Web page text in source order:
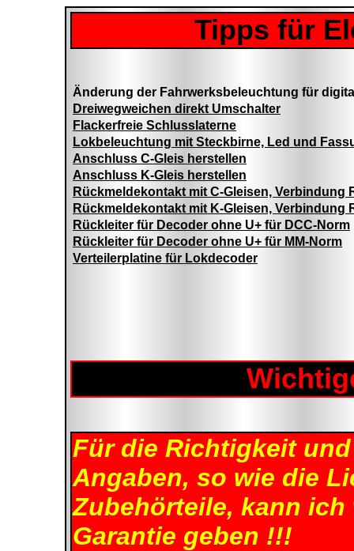
Tipps für
Änderung der Fahrwerksbeleuchtung für
Dreiwegweichen direkt Umschalter
Flackerfreie Schlusslaterne
Lokbeleuchtung mit Steckbirne, Led und
Anschluss C-Gleis herstellen
Anschluss K-Gleis herstellen
Rückmeldekontakt mit C-Gleisen, Verbindung
Rückmeldekontakt mit K-Gleisen, Verbindung
Rückleiter für Decoder ohne U+ für DCC-Norm
Rückleiter für Decoder ohne U+ für MM-Norm
Verteilerplatine für Lokdecoder
Für die Richtigkeit
Angaben, so wie die
Zubehörteile, kann
Garantie geben !!!